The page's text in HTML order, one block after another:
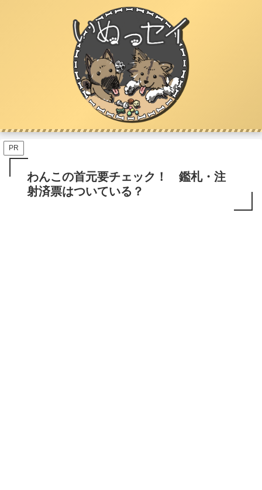
PR
わんこの首元要チェック！ 鑑札・注
射済票はついている？